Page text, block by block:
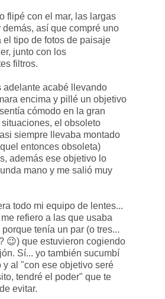
flipé con el mar, las largas
así que compré uno
el tipo de fotos de paisaje
junto con los
filtros.
adelante acabé llevando
encima y pillé un objetivo
cómodo en la gran
el obsoleto
siempre llevaba montado
entonces obsoleta)
además ese objetivo lo
mano y me salió muy
todo mi equipo de lentes...
refiero a las que usaba
tenía un par (o tres...
😉) que estuvieron cogiendo
Sí... yo también sucumbí
y al "con ese objetivo seré
tendré el poder" que te
evitar.